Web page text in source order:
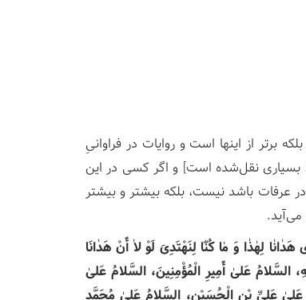
برتر از اینها است و روایات در فراوانیِ
بسیاری نقل‌شده است] و اگر کسی در این
عرفات باشد نیست، بلکه بیشتر و بیشتر
هَدٰانٰا لِهٰذٰا وَ مٰا کُنّٰا لِنَهْتَدِیَ لَوْ لاٰ أَنْ هَدٰانَا
السَّلامُ عَلیٰ أَمِیرِ الْمُؤْمِنِینَ، السَّلامُ عَلیٰ
عَلیٰ عَلِیِّ بْنِ الْحُسَیْنِ، السَّلامُ عَلیٰ مُحَمَّدِ